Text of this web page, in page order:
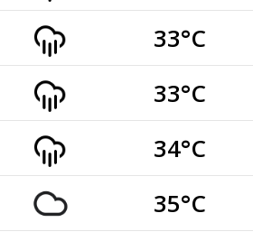
33°C
33°C
34°C
35°C